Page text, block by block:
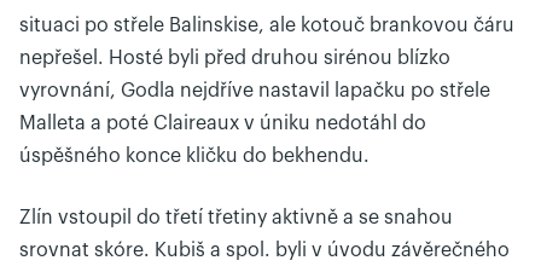
situaci po střele Balinskise, ale kotouč brankovou čáru
nepřešel. Hosté byli před druhou sirénou blízko
vyrovnání, Godla nejdříve nastavil lapačku po střele
Malleta a poté Claireaux v úniku nedotáhl do
úspěšného konce kličku do bekhendu.
Zlín vstoupil do třetí třetiny aktivně a se snahou
srovnat skóre. Kubiš a spol. byli v úvodu závěrečného